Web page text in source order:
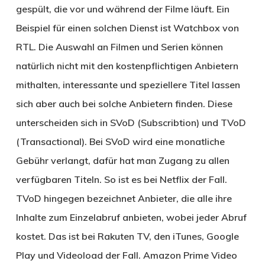
gespült, die vor und während der Filme läuft. Ein
Beispiel für einen solchen Dienst ist Watchbox von
RTL. Die Auswahl an Filmen und Serien können
natürlich nicht mit den kostenpflichtigen Anbietern
mithalten, interessante und speziellere Titel lassen
sich aber auch bei solche Anbietern finden. Diese
unterscheiden sich in SVoD (Subscribtion) und TVoD
(Transactional). Bei SVoD wird eine monatliche
Gebühr verlangt, dafür hat man Zugang zu allen
verfügbaren Titeln. So ist es bei Netflix der Fall.
TVoD hingegen bezeichnet Anbieter, die alle ihre
Inhalte zum Einzelabruf anbieten, wobei jeder Abruf
kostet. Das ist bei Rakuten TV, den iTunes, Google
Play und Videoload der Fall. Amazon Prime Video